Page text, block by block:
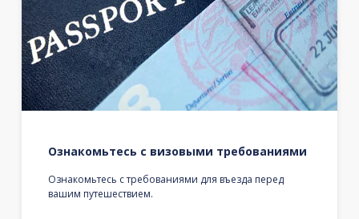
Ознакомьтесь с визовыми требованиями
Ознакомьтесь с требованиями для въезда перед
вашим путешествием.